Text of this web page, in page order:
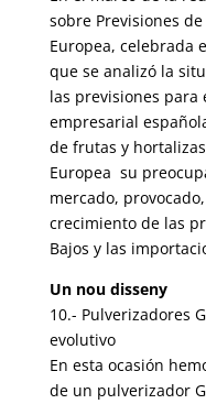
sobre Previsiones
Europea, celebrada
que se analizó la
las previsiones para
empresarial
de frutas y
Europea su
mercado,
crecimiento de las
Bajos y las
Un nou disseny
10.- Pulverizadores
evolutivo
En esta ocasión
de un pulverizador